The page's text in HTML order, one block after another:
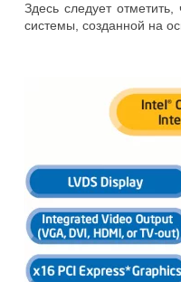
Здесь следует
системы, созданной на